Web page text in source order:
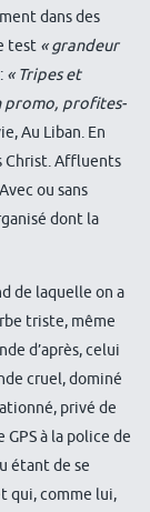
dans des
test « grandeur
« Tripes et
promo, profites-
Au Liban. En
Christ. Affluents
ou sans
dont la
de laquelle on a
triste, même
d’après, celui
cruel, dominé
privé de
à la police de
étant de se
qui, comme lui,